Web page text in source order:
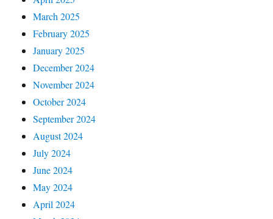
March 2025
February 2025
January 2025
December 2024
November 2024
October 2024
September 2024
August 2024
July 2024
June 2024
May 2024
April 2024